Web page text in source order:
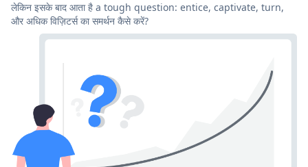
लेकिन इसके बाद आता है a tough question: entice, captivate, turn,
और अधिक विज़िटर्स का समर्थन कैसे करें?